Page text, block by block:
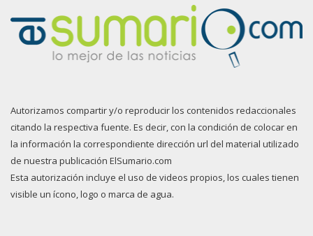
Autorizamos compartir y/o reproducir los contenidos redaccionales
citando la respectiva fuente. Es decir, con la condición de colocar en
la información la correspondiente dirección url del material utilizado
de nuestra publicación ElSumario.com
Esta autorización incluye el uso de videos propios, los cuales tienen
visible un ícono, logo o marca de agua.